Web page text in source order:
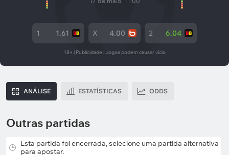
1 1.61 X 4.00 2 6.04
18+ | Publicidade | Jogos podem causar vício
ANÁLISE ESTATÍSTICAS ODDS
Outras partidas
Esta partida foi encerrada, selecione uma partida alternativa
para apostar.